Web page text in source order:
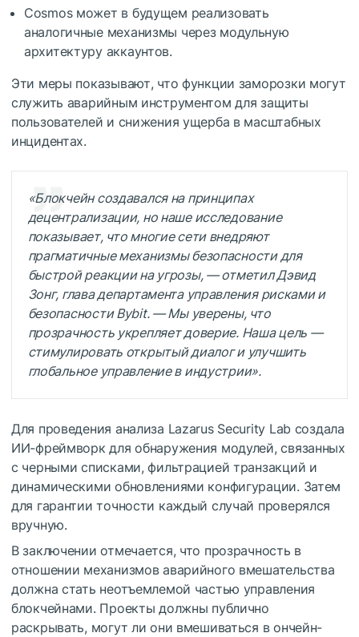
Cosmos может в будущем реализовать
аналогичные механизмы через модульную
архитектуру аккаунтов.
Эти меры показывают, что функции заморозки могут
служить аварийным инструментом для защиты
пользователей и снижения ущерба в масштабных
инцидентах.
«Блокчейн создавался на принципах
децентрализации, но наше исследование
показывает, что многие сети внедряют
прагматичные механизмы безопасности для
быстрой реакции на угрозы, — отметил Дэвид
Зонг, глава департамента управления рисками и
безопасности Bybit. — Мы уверены, что
прозрачность укрепляет доверие. Наша цель —
стимулировать открытый диалог и улучшить
глобальное управление в индустрии».
Для проведения анализа Lazarus Security Lab создала
ИИ-фреймворк для обнаружения модулей, связанных
с черными списками, фильтрацией транзакций и
динамическими обновлениями конфигурации. Затем
для гарантии точности каждый случай проверялся
вручную.
В заключении отмечается, что прозрачность в
отношении механизмов аварийного вмешательства
должна стать неотъемлемой частью управления
блокчейнами. Проекты должны публично
раскрывать, могут ли они вмешиваться в ончейн-